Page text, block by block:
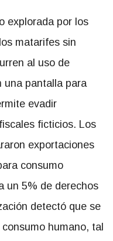
explorada por los
matarifes sin
al uso de
una pantalla para
evadir
ficticios. Los
exportaciones
consumo
un 5% de derechos
detectó que se
humano, tal